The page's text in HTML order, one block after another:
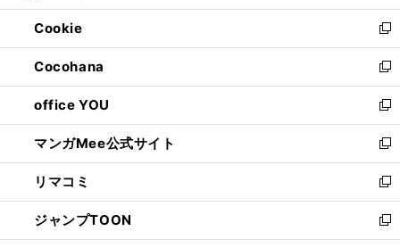
開
く
ウ
で
開
く
ン
ド
ウ
で
開
く
ウ
ィ
ン
ド
ウ
で
開
く
Cookie
新
し
い
ウ
ィ
ン
ド
ウ
で
開
く
Cocohana
新
し
い
ウ
ィ
ン
ド
ウ
で
開
office YOU
新
し
い
ウ
ィ
ン
ド
ウ
マンガMee公式サイト
新
し
い
ウ
ィ
ン
リマコミ
新
し
い
ウ
ジャンプTOON
新
し